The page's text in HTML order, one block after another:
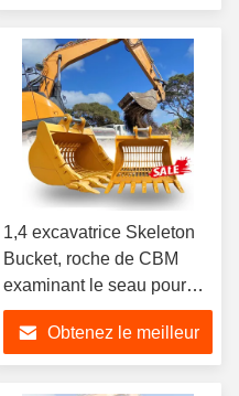
1,4 excavatrice Skeleton
Bucket, roche de CBM
examinant le seau pour
l'excavatrice Pc 300
Zx300Obtenez le meilleur